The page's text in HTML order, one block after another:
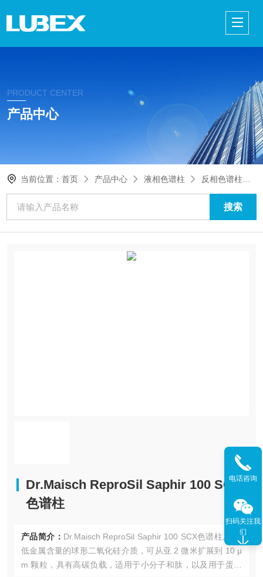
PRODUCT CENTER
产品中心
当前位置：首页 产品中心 液相色谱柱 反相色谱柱
Dr.Maisch ReproSil Saphir 100 SCX
色谱柱
产品简介： Dr.Maisch ReproSil Saphir 100 SCX色谱柱,一种
低金属含量的球形二氧化硅介质，可从亚 2 微米扩展到 10 μ
m 颗粒，具有高碳负载，适用于小分子和肽，以及用于蛋白
电话咨询
扫码关注我
们